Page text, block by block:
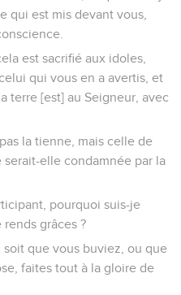
qui est mis devant vous,
est sacrifié aux idoles,
qui vous en a avertis, et
terre [est] au Seigneur, avec
la tienne, mais celle de
elle condamnée par la
pourquoi suis-je
grâces ?
que vous buviez, ou que
faites tout à la gloire de